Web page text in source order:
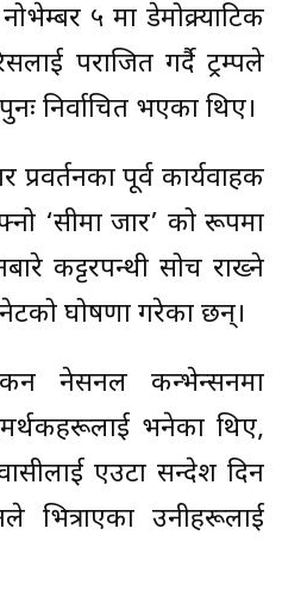
५ मा डेमोक्र्याटिक
पराजित गर्दै ट्रम्पले
निर्वाचित भएका थिए।
पूर्व कार्यवाहक
‘सीमा जार’ को रूपमा
कट्टरपन्थी सोच राख्ने
घोषणा गरेका छन्।
नेसनल कन्भेन्सनमा
भनेका थिए,
एउटा सन्देश दिन
भित्राएका उनीहरूलाई